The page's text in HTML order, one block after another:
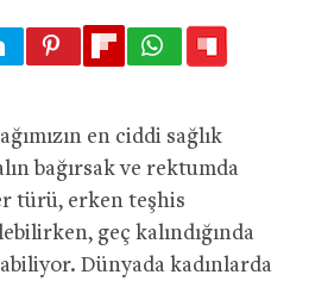
en ciddi sağlık
bağırsak ve rektumda
türü, erken teşhis
geç kalındığında
Dünyada kadınlarda